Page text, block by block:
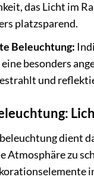
das Licht im
platzsparend.
Beleuchtung:
besonders
und
dient
Atmosphäre zu